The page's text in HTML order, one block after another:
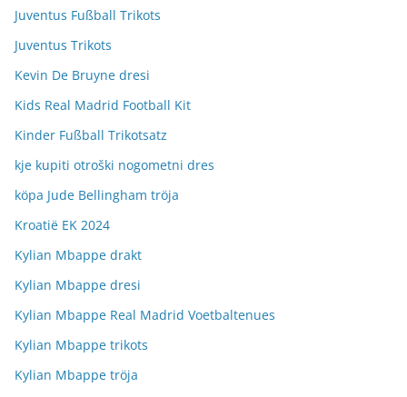
Juventus Fußball Trikots
Juventus Trikots
Kevin De Bruyne dresi
Kids Real Madrid Football Kit
Kinder Fußball Trikotsatz
kje kupiti otroški nogometni dres
köpa Jude Bellingham tröja
Kroatië EK 2024
Kylian Mbappe drakt
Kylian Mbappe dresi
Kylian Mbappe Real Madrid Voetbaltenues
Kylian Mbappe trikots
Kylian Mbappe tröja